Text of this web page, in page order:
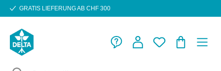
Zum Hauptinhalt springen
GRATIS LIEFERUNG AB CHF 300